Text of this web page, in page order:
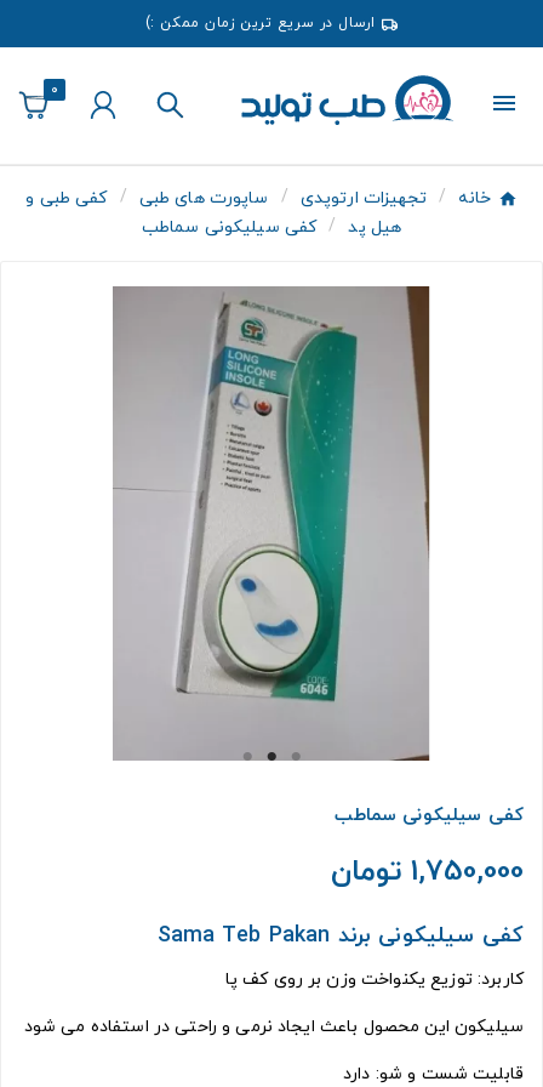
ارسال در سریع ترین زمان ممکن :)
0
خانه تجهیزات ارتوپدی ساپورت های طبی
کفی طبی و
هیل پد
کفی سیلیکونی سماطب
کفی سیلیکونی سماطب
1,750,000 تومان
کفی سیلیکونی برند Sama Teb Pakan
کاربرد: توزیع یکنواخت وزن بر روی کف پا
سیلیکون این محصول باعث ایجاد نرمی و راحتی در استفاده می شود
قابلیت شست و شو: دارد